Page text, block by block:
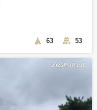
63 53
2025年8月19日